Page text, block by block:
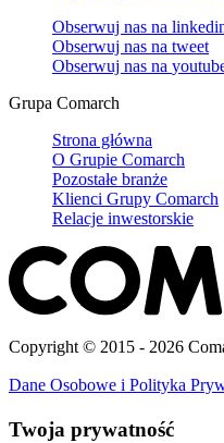
Obserwuj nas na
Obserwuj nas na tweet
Obserwuj nas na
Grupa Comarch
Strona główna
O Grupie Comarch
Pozostałe branże
Klienci Grupy Comarch
Relacje inwestorskie
Copyright © 2015 - 2026
Dane Osobowe i Polityka
Twoja prywatność